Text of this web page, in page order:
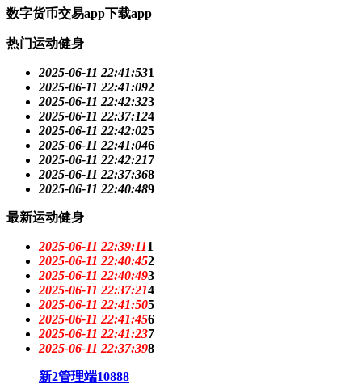
数字货币交易app下载app
热门运动健身
2025-06-11 22:41:531
2025-06-11 22:41:092
2025-06-11 22:42:323
2025-06-11 22:37:124
2025-06-11 22:42:025
2025-06-11 22:41:046
2025-06-11 22:42:217
2025-06-11 22:37:368
2025-06-11 22:40:489
最新运动健身
2025-06-11 22:39:111
2025-06-11 22:40:452
2025-06-11 22:40:493
2025-06-11 22:37:214
2025-06-11 22:41:505
2025-06-11 22:41:456
2025-06-11 22:41:237
2025-06-11 22:37:398
新2管理端10888